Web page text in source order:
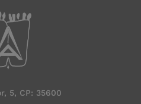
5, CP: 35600